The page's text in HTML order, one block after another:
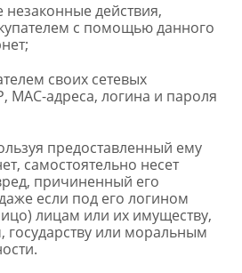
действия,
с помощью данного
своих сетевых
MAC-адреса, логина и пароля
предоставленный ему
самостоятельно несет
причиненный его
если под его логином
лицам или их имуществу,
или моральным